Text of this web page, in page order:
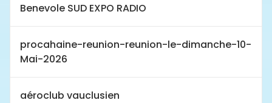
Benevole SUD EXPO RADIO
procahaine-reunion-reunion-le-dimanche-10-
Mai-2026
aéroclub vauclusien